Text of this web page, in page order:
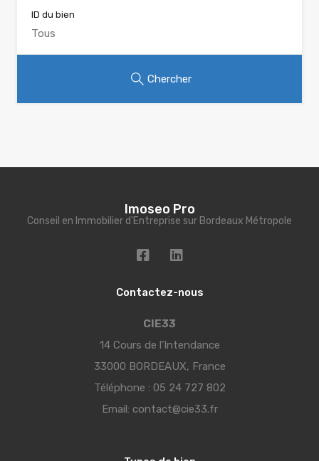
ID du bien
Chercher
Imoseo Pro
Conseil en Immobilier d'Entreprise sur Bordeaux Métropole
Contactez-nous
CIE33
14 Cours de l’Intendance
33000 BORDEAUX, France
Téléphone : 05 24 727 802
Email: contact@cie33.fr